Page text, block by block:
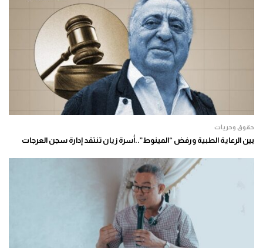
حقوق وحريات
بين الرعاية الطبية ورفض “المينوط”..أسرة زيان تنتقد إدارة سجن العرجات